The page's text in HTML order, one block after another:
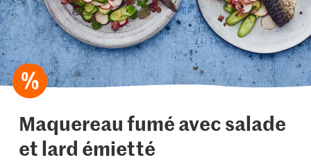
Maquereau fumé avec salade
et lard émietté